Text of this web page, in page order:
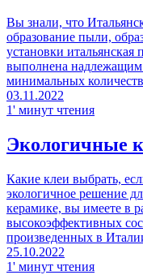
Вы знали, что
образование пыли,
установки итальянская
выполнена надлежащим
минимальных
03.11.2022
1' минут чтения
Экологичные
Какие клеи выбрать,
экологичное решение
керамике, вы имеете в
высокоэффективных
произведенных в
25.10.2022
1' минут чтения